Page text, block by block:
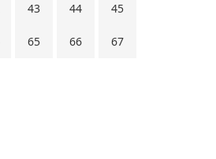
43 44 45
65 66 67